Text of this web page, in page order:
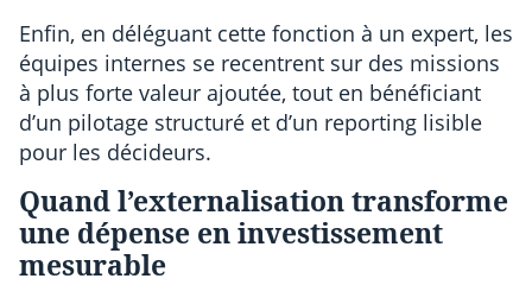
Enfin, en déléguant cette fonction à un expert, les
équipes internes se recentrent sur des missions
à plus forte valeur ajoutée, tout en bénéficiant
d’un pilotage structuré et d’un reporting lisible
pour les décideurs.
Quand l’externalisation transforme
une dépense en investissement
mesurable